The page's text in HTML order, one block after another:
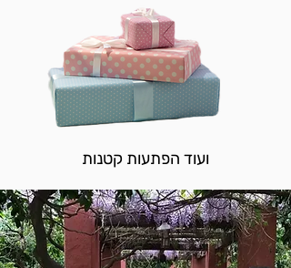
ועוד הפתעות קטנות